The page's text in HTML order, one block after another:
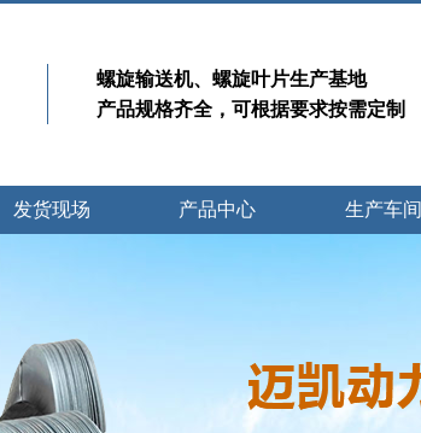
螺旋输送机、螺旋叶片生产基地
产品规格齐全，可根据要求按需定制
发货现场 产品中心 生产车间